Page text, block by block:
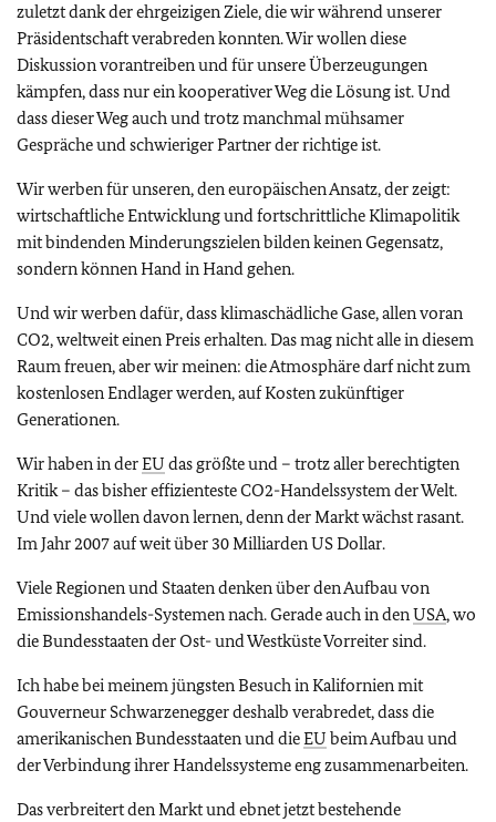
zuletzt dank der ehrgeizigen Ziele, die wir während unserer
Präsidentschaft verabreden konnten. Wir wollen diese
Diskussion vorantreiben und für unsere Überzeugungen
kämpfen, dass nur ein kooperativer Weg die Lösung ist. Und
dass dieser Weg auch und trotz manchmal mühsamer
Gespräche und schwieriger Partner der richtige ist.
Wir werben für unseren, den europäischen Ansatz, der zeigt:
wirtschaftliche Entwicklung und fortschrittliche Klimapolitik
mit bindenden Minderungszielen bilden keinen Gegensatz,
sondern können Hand in Hand gehen.
Und wir werben dafür, dass klimaschädliche Gase, allen voran
CO2, weltweit einen Preis erhalten. Das mag nicht alle in diesem
Raum freuen, aber wir meinen: die Atmosphäre darf nicht zum
kostenlosen Endlager werden, auf Kosten zukünftiger
Generationen.
Wir haben in derEU das größte und – trotz aller berechtigten
Kritik – das bisher effizienteste CO2-Handelssystem der Welt.
Und viele wollen davon lernen, denn der Markt wächst rasant.
Im Jahr 2007 auf weit über 30 Milliarden US Dollar.
Viele Regionen und Staaten denken über den Aufbau von
Emissionshandels-Systemen nach. Gerade auch in denUSA, wo
die Bundesstaaten der Ost- und Westküste Vorreiter sind.
Ich habe bei meinem jüngsten Besuch in Kalifornien mit
Gouverneur Schwarzenegger deshalb verabredet, dass die
amerikanischen Bundesstaaten und dieEU beim Aufbau und
der Verbindung ihrer Handelssysteme eng zusammenarbeiten.
Das verbreitert den Markt und ebnet jetzt bestehende